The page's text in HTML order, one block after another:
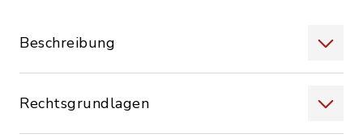
Beschreibung
Rechtsgrundlagen